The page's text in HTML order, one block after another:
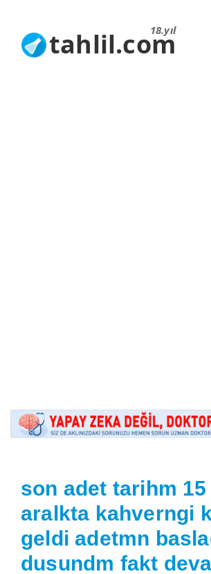
18.yıl
tahlil.com
son adet tarihm
aralkta kahverngi
geldi adetmn
dusundm fakt